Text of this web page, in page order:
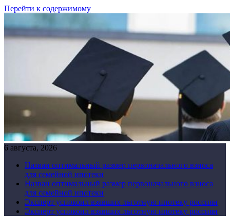
Перейти к содержимому
6 августа, 2026
Назван оптимальный размер первоначального взноса
для семейной ипотеки
Назван оптимальный размер первоначального взноса
для семейной ипотеки
Эксперт успокоил взявших льготную ипотеку россиян
Эксперт успокоил взявших льготную ипотеку россиян